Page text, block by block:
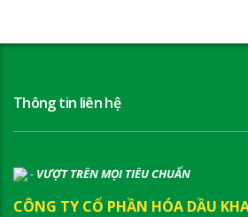
Thông tin liên hệ
- VƯỢT TRÊN MỌI TIÊU CHUẨN
CÔNG TY CỔ PHẦN HÓA DẦU